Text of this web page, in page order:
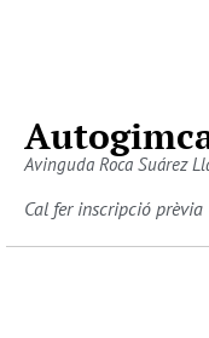
Avinguda Roca Suárez
Cal fer inscripció